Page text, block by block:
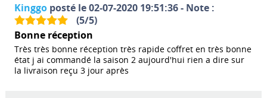
Kinggoposté le 02-07-2020 19:51:36 - Note :
(5/5)
Bonne réception
Très très bonne réception très rapide coffret en très bonne
état j ai commandé la saison 2 aujourd'hui rien a dire sur
la livraison reçu 3 jour après